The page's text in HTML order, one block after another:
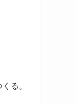
る。